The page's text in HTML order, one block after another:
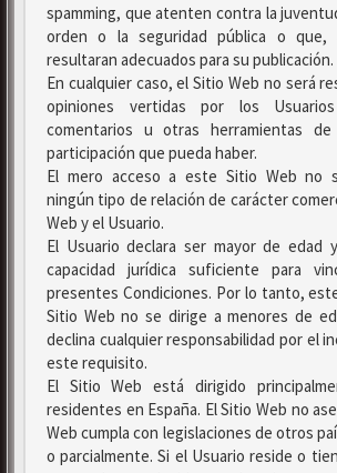
spamming, que atenten contra la
orden o la seguridad pública o
resultaran adecuados para su publicación.
En cualquier caso, el Sitio Web no será
opiniones vertidas por los
comentarios u otras herramientas
participación que pueda haber.
El mero acceso a este Sitio Web no
ningún tipo de relación de carácter
Web y el Usuario.
El Usuario declara ser mayor de edad
capacidad jurídica suficiente para
presentes Condiciones. Por lo tanto,
Sitio Web no se dirige a menores de
declina cualquier responsabilidad por el
este requisito.
El Sitio Web está dirigido
residentes en España. El Sitio Web no
Web cumpla con legislaciones de otros
o parcialmente. Si el Usuario reside o